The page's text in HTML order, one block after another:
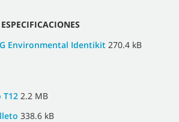
Environmental Identikit 270.4 kB
T12 2.2 MB
338.6 kB